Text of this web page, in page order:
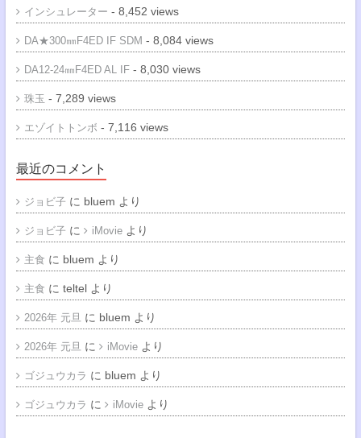
インシュレーター - 8,452 views
DA★300㎜F4ED IF SDM - 8,084 views
DA12-24㎜F4ED AL IF- 8,030 views
珠玉 - 7,289 views
エゾイトトンボ - 7,116 views
最近のコメント
ジョビ子 に bluem より
ジョビ子 に iMovieより
主食 に bluem より
主食 に teltelより
2026年 元旦 に bluem より
2026年 元旦 に iMovieより
ゴジュウカラ に bluem より
ゴジュウカラ に iMovieより